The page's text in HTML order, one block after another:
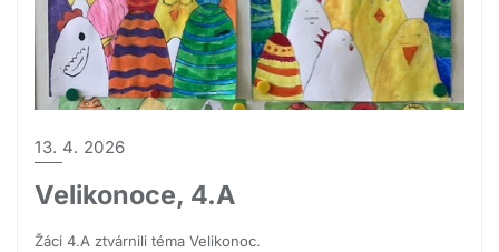
13. 4. 2026
Velikonoce, 4.A
Žáci 4.A ztvárnili téma Velikonoc.